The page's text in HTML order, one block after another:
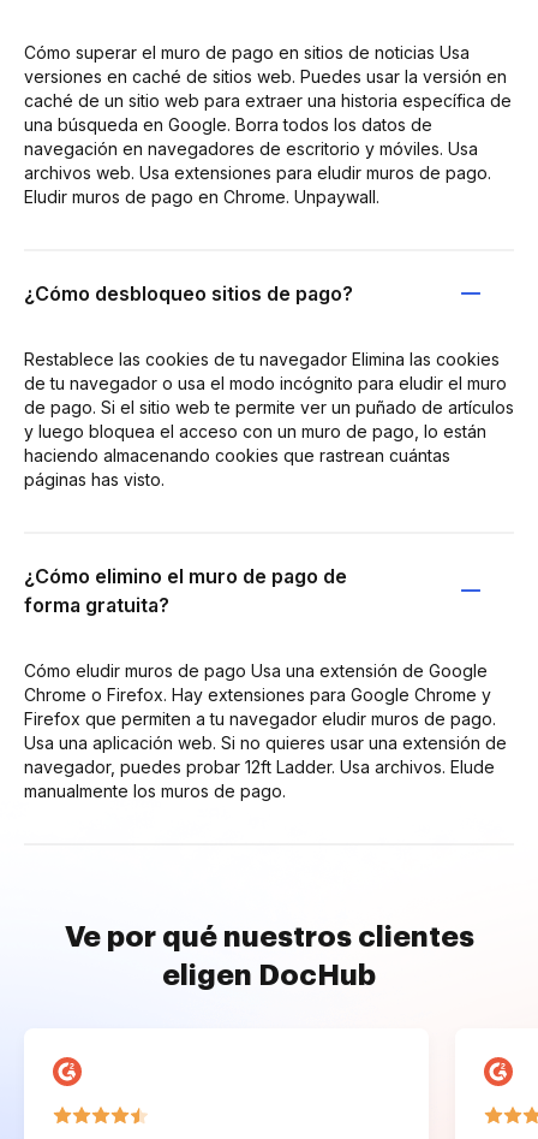
Cómo superar el muro de pago en sitios de noticias Usa
versiones en caché de sitios web. Puedes usar la versión en
caché de un sitio web para extraer una historia específica de
una búsqueda en Google. Borra todos los datos de
navegación en navegadores de escritorio y móviles. Usa
archivos web. Usa extensiones para eludir muros de pago.
Eludir muros de pago en Chrome. Unpaywall.
¿Cómo desbloqueo sitios de pago?
Restablece las cookies de tu navegador Elimina las cookies
de tu navegador o usa el modo incógnito para eludir el muro
de pago. Si el sitio web te permite ver un puñado de artículos
y luego bloquea el acceso con un muro de pago, lo están
haciendo almacenando cookies que rastrean cuántas
páginas has visto.
¿Cómo elimino el muro de pago de
forma gratuita?
Cómo eludir muros de pago Usa una extensión de Google
Chrome o Firefox. Hay extensiones para Google Chrome y
Firefox que permiten a tu navegador eludir muros de pago.
Usa una aplicación web. Si no quieres usar una extensión de
navegador, puedes probar 12ft Ladder. Usa archivos. Elude
manualmente los muros de pago.
Ve por qué nuestros clientes
eligen DocHub